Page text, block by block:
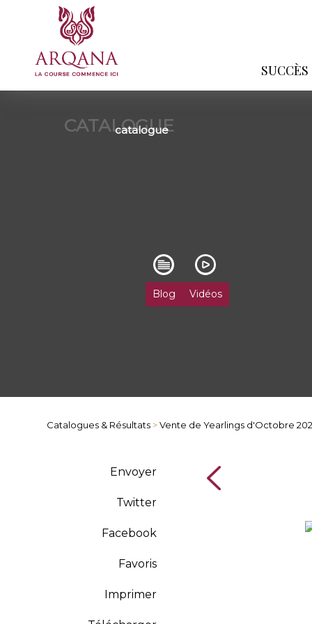
SUCCÈS
CATALOGUE
catalogue
Blog Vidéos
Catalogues & Résultats >Vente de Yearlings d'Octobre
Envoyer
Twitter
Facebook
Favoris
Imprimer